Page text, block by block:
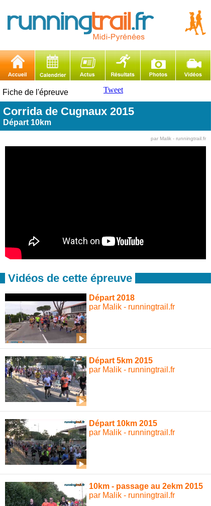
Fiche de l'épreuve Tweet
Corrida de Cugnaux 2015
Départ 10km
par Malik - runningtrail.fr
Vidéos de cette épreuve
Départ 2018
par Malik - runningtrail.fr
Départ 5km 2015
par Malik - runningtrail.fr
Départ 10km 2015
par Malik - runningtrail.fr
10km - passage au 2ekm 2015
par Malik - runningtrail.fr